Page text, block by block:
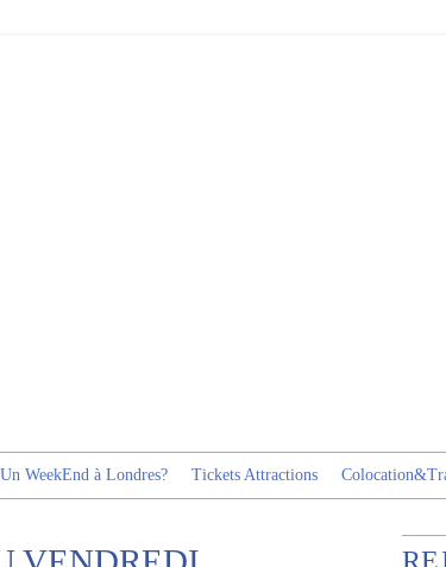
WeekEnd à Londres? Tickets Attractions